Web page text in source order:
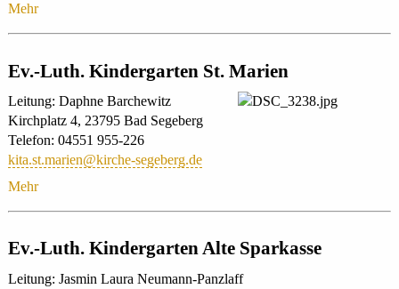
Mehr
Ev.-Luth. Kindergarten St. Marien
Leitung: Daphne Barchewitz
Kirchplatz 4, 23795 Bad Segeberg
Telefon: 04551 955-226
kita.st.marien@kirche-segeberg.de
Mehr
Ev.-Luth. Kindergarten Alte Sparkasse
Leitung: Jasmin Laura Neumann-Panzlaff